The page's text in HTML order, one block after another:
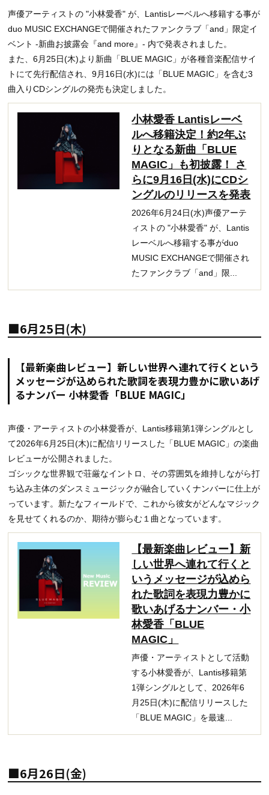
声優アーティストの "小林愛香" が、Lantisレーベルへ移籍する事が
duo MUSIC EXCHANGEで開催されたファンクラブ「and」限定イ
ベント -新曲お披露会『and more』- 内で発表されました。
また、6月25日(木)より新曲「BLUE MAGIC」が各種音楽配信サイ
トにて先行配信され、9月16日(水)には「BLUE MAGIC」を含む3
曲入りCDシングルの発売も決定しました。
小林愛香 Lantisレーベ
ルへ移籍決定！約2年ぶ
りとなる新曲「BLUE
MAGIC」も初披露！ さ
らに9月16日(水)にCDシ
ングルのリリースを発表
2026年6月24日(水)声優アーテ
ィストの "小林愛香" が、Lantis
レーベルへ移籍する事がduo
MUSIC EXCHANGEで開催され
たファンクラブ「and」限...
■6月25日(木)
【最新楽曲レビュー】新しい世界へ連れて行くという
メッセージが込められた歌詞を表現力豊かに歌いあげ
るナンバー 小林愛香「BLUE MAGIC」
声優・アーティストの小林愛香が、Lantis移籍第1弾シングルとし
て2026年6月25日(木)に配信リリースした「BLUE MAGIC」の楽曲
レビューが公開されました。
ゴシックな世界観で荘厳なイントロ、その雰囲気を維持しながら打
ち込み主体のダンスミュージックが融合していくナンバーに仕上が
っています。新たなフィールドで、これから彼女がどんなマジック
を見せてくれるのか、期待が膨らむ１曲となっています。
【最新楽曲レビュー】新
しい世界へ連れて行くと
いうメッセージが込めら
れた歌詞を表現力豊かに
歌いあげるナンバー・小
林愛香「BLUE
MAGIC」
声優・アーティストとして活動
する小林愛香が、Lantis移籍第
1弾シングルとして、2026年6
月25日(木)に配信リリースした
「BLUE MAGIC」を最速...
■6月26日(金)